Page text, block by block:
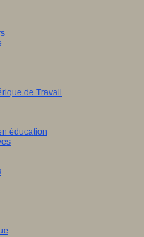
de Travail
éducation